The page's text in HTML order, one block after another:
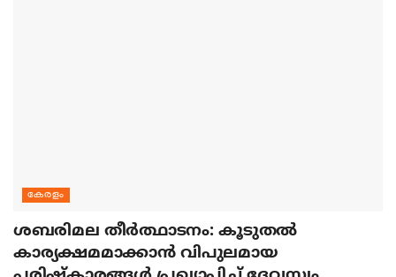
കേരളം
ശബരിമല തീര്‍ത്ഥാടനം: കൂടുതല്‍
കാര്യക്ഷമമാക്കാന്‍ വിപുലമായ